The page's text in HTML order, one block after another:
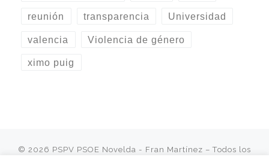
reunión transparencia Universidad
valencia Violencia de género
ximo puig
© 2026 PSPV PSOE Novelda - Fran Martínez – Todos los